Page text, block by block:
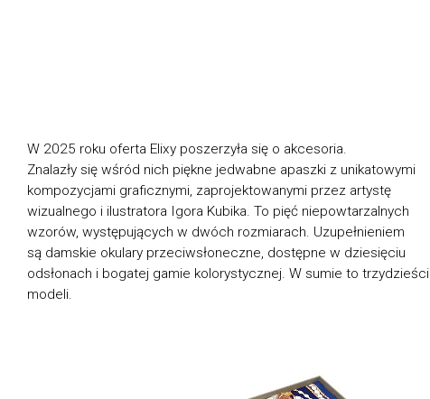
W 2025 roku oferta Elixy poszerzyła się o akcesoria.
Znalazły się wśród nich piękne jedwabne apaszki z unikatowymi
kompozycjami graficznymi, zaprojektowanymi przez artystę
wizualnego i ilustratora Igora Kubika. To pięć niepowtarzalnych
wzorów, występujących w dwóch rozmiarach. Uzupełnieniem
są damskie okulary przeciwsłoneczne, dostępne w dziesięciu
odsłonach i bogatej gamie kolorystycznej. W sumie to trzydzieści
modeli.